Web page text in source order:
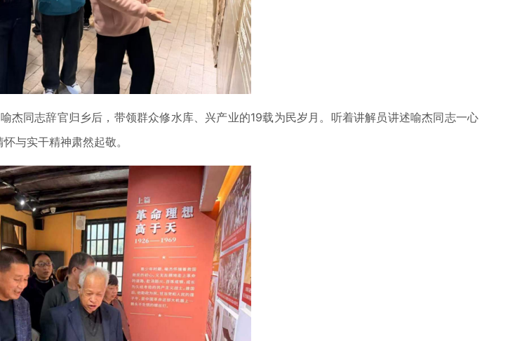
同志辞官归乡后，带领群众修水库、兴产业的19载为民岁月。听着讲解员讲述喻杰同志一心
与实干精神肃然起敬。